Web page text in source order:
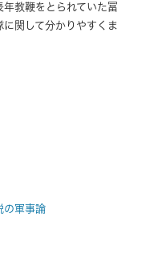
教鞭をとられていた冨
関して分かりやすくま
の軍事論